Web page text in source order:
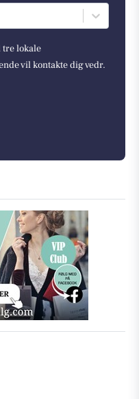
tre lokale
vil kontakte dig vedr.